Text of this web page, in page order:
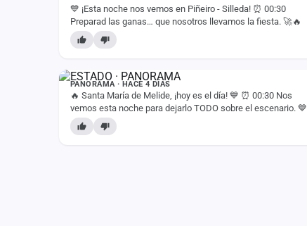
💙 ¡Esta noche nos vemos en Piñeiro - Silleda! ⏰ 00:30
Preparad las ganas… que nosotros llevamos la fiesta. 🚀🔥
PANORAMA · HACE 4 DÍAS
🔥 Santa María de Melide, ¡hoy es el día! 💙 ⏰ 00:30 Nos
vemos esta noche para dejarlo TODO sobre el escenario. 💙
🙌
Agencias
Anuncios